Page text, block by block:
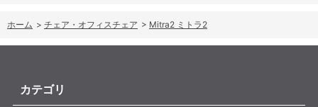
ホーム > チェア・オフィスチェア > Mitra2 ミトラ2
カテゴリ